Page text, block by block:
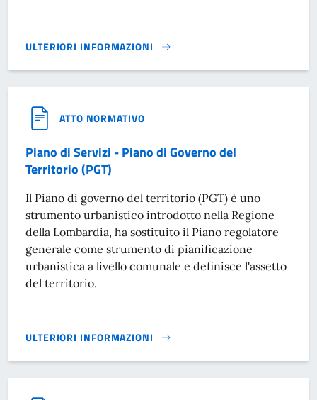
ULTERIORI INFORMAZIONI
STUDIO GEOLOGICO, IDROGEOLOGICO E SISMICO - PIANO
ATTO NORMATIVO
Piano di Servizi - Piano di Governo del
Territorio (PGT)
Il Piano di governo del territorio (PGT) è uno
strumento urbanistico introdotto nella Regione
della Lombardia, ha sostituito il Piano regolatore
generale come strumento di pianificazione
urbanistica a livello comunale e definisce l'assetto
del territorio.
ULTERIORI INFORMAZIONI
PIANO DI SERVIZI - PIANO DI GOVERNO DEL TERRITORIO